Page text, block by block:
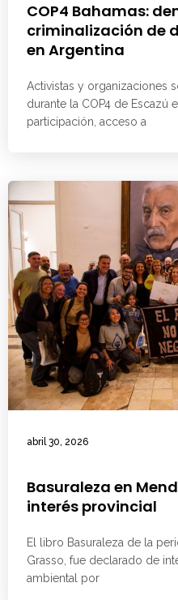
COP4 Bahamas:
criminalización de
en Argentina
Activistas y organizaciones
durante la COP4 de Escazú
participación, acceso a
abril 30, 2026
Basuraleza en
interés provincial
El libro Basuraleza de la
Grasso, fue declarado de
ambiental por